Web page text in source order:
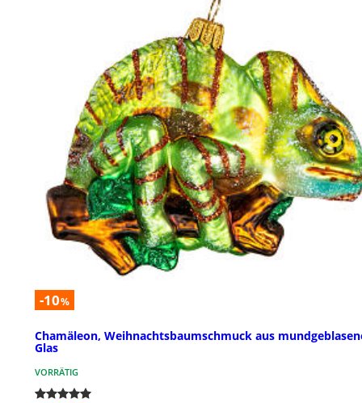
-10%
Chamäleon, Weihnachtsbaumschmuck aus
Glas
VORRÄTIG